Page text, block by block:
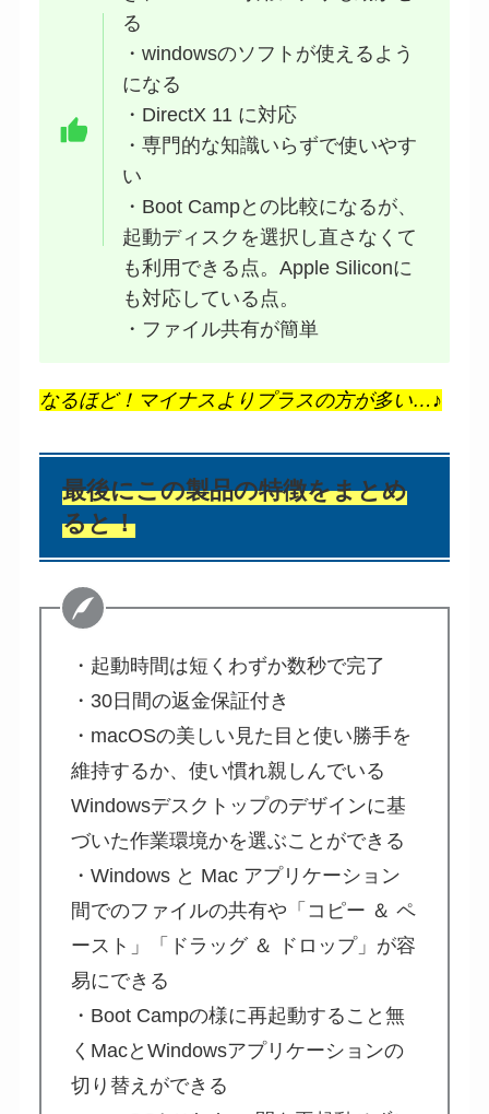
る
・windowsのソフトが使えるよう
になる
・DirectX 11 に対応
・専門的な知識いらずで使いやす
い
・Boot Campとの比較になるが、
起動ディスクを選択し直さなくて
も利用できる点。Apple Siliconに
も対応している点。
・ファイル共有が簡単
なるほど！マイナスよりプラスの方が多い…♪
最後にこの製品の特徴をまとめ
ると！
・起動時間は短くわずか数秒で完了
・30日間の返金保証付き
・macOSの美しい見た目と使い勝手を
維持するか、使い慣れ親しんでいる
Windowsデスクトップのデザインに基
づいた作業環境かを選ぶことができる
・Windows と Mac アプリケーション
間でのファイルの共有や「コピー ＆ ペ
ースト」「ドラッグ ＆ ドロップ」が容
易にできる
・Boot Campの様に再起動すること無
くMacとWindowsアプリケーションの
切り替えができる